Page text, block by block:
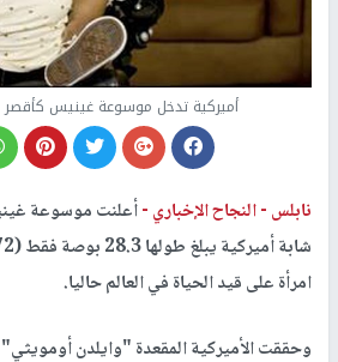
أميركية تدخل موسوعة غينيس كأقصر
نابلس -النجاح الإخباري -أعلنت موسوعة
امرأة على قيد الحياة في العالم حاليا.